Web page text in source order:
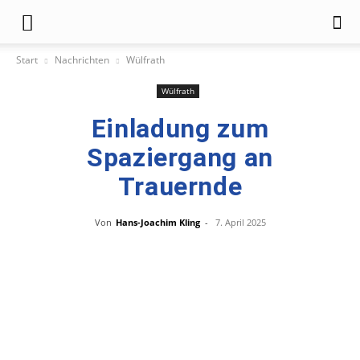
Start Nachrichten Wülfrath
Wülfrath
Einladung zum
Spaziergang an
Trauernde
Von Hans-Joachim Kling - 7. April 2025